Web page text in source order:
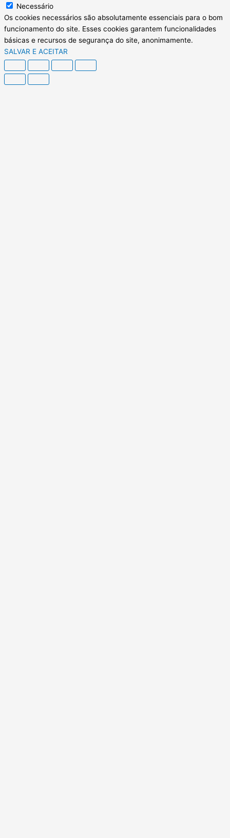
Necessário
Os cookies necessários são absolutamente essenciais para o bom
funcionamento do site. Esses cookies garantem funcionalidades
básicas e recursos de segurança do site, anonimamente.
SALVAR E ACEITAR